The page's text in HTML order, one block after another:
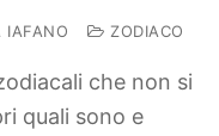
IAFANO ZODIACO
che non si
quali sono e